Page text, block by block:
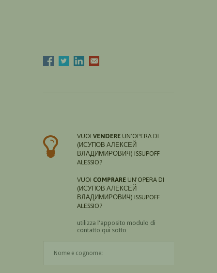
VUOI VENDERE UN'OPERA DI
(ИСУПОВ АЛЕКСЕЙ
ВЛАДИМИРОВИЧ) ISSUPOFF
ALESSIO?
VUOI COMPRARE UN'OPERA DI
(ИСУПОВ АЛЕКСЕЙ
ВЛАДИМИРОВИЧ) ISSUPOFF
ALESSIO?
utilizza l'apposito modulo di
contatto qui sotto